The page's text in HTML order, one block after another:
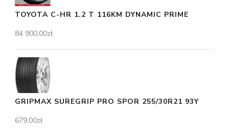
TOYOTA C-HR 1.2 T 116KM DYNAMIC PRIME
84 900,00zł
GRIPMAX SUREGRIP PRO SPOR 255/30R21 93Y
679,00zł